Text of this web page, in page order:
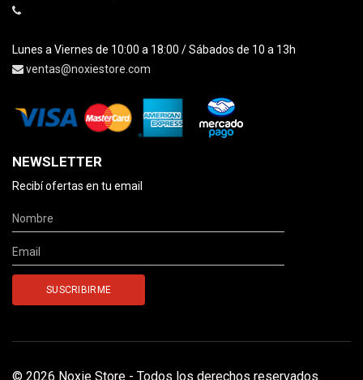
Lunes a Viernes de 10:00 a 18:00 / Sábados de 10 a 13h
ventas@noxiestore.com
NEWSLETTER
Recibí ofertas en tu email
© 2026 Noxie Store - Todos los derechos reservados.